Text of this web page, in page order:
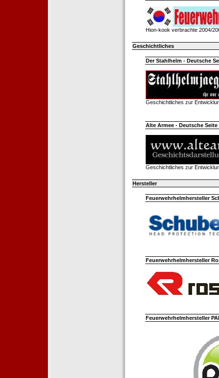
Hion-kook verbrachte 2004/
Geschichtliches
Der Stahlhelm - Deutsche
Geschichtliches zur
Alte Armee - Deutsche Seite
Geschichtliches zur
Hersteller
Feuerwehrhelmhersteller
Feuerwehrhelmhersteller
Feuerwehrhelmhersteller